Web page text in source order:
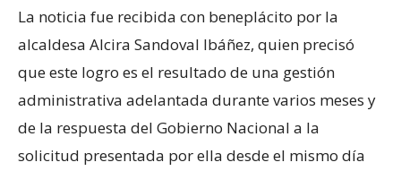
La noticia fue recibida con beneplácito por la
alcaldesa Alcira Sandoval Ibáñez, quien precisó
que este logro es el resultado de una gestión
administrativa adelantada durante varios meses y
de la respuesta del Gobierno Nacional a la
solicitud presentada por ella desde el mismo día